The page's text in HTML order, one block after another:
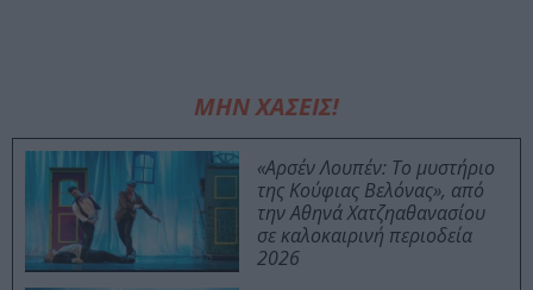
ΜΗΝ ΧΑΣΕΙΣ!
«Αρσέν Λουπέν: Το μυστήριο
της Κούφιας Βελόνας», από
την Αθηνά Χατζηαθανασίου
σε καλοκαιρινή περιοδεία
2026